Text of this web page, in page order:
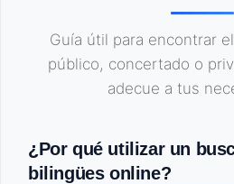
Guía útil para encontrar
público, concertado o
adecue a tus
¿Por qué utilizar un
bilingües online?